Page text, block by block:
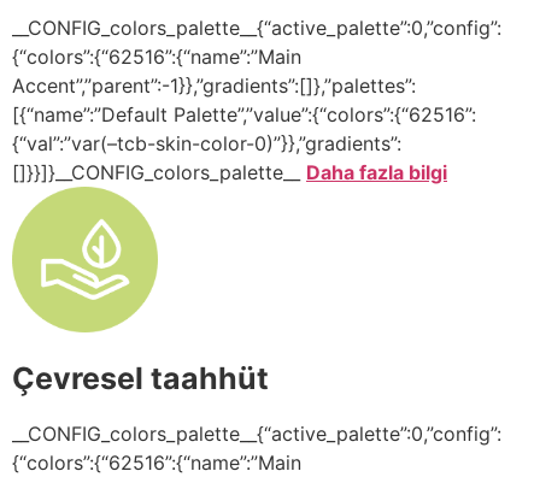
__CONFIG_colors_palette__{“active_palette”:0,”config”:
{“colors”:{“62516”:{“name”:”Main
Accent”,”parent”:-1}},”gradients”:[]},”palettes”:
[{“name”:”Default Palette”,”value”:{“colors”:{“62516”:
{“val”:”var(–tcb-skin-color-0)”}},”gradients”:
[]}}]}__CONFIG_colors_palette__ Daha fazla bilgi
Çevresel taahhüt
__CONFIG_colors_palette__{“active_palette”:0,”config”:
{“colors”:{“62516”:{“name”:”Main